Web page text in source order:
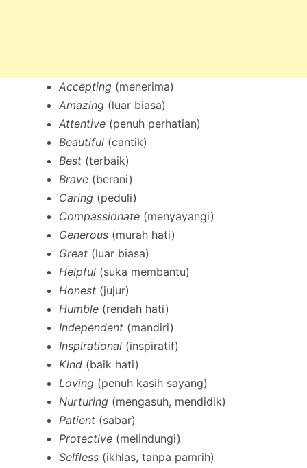
Accepting (menerima)
Amazing (luar biasa)
Attentive (penuh perhatian)
Beautiful (cantik)
Best (terbaik)
Brave (berani)
Caring (peduli)
Compassionate (menyayangi)
Generous (murah hati)
Great (luar biasa)
Helpful (suka membantu)
Honest (jujur)
Humble (rendah hati)
Independent (mandiri)
Inspirational (inspiratif)
Kind (baik hati)
Loving (penuh kasih sayang)
Nurturing (mengasuh, mendidik)
Patient (sabar)
Protective (melindungi)
Selfless (ikhlas, tanpa pamrih)